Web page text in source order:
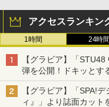
アクセスランキン
1時間 24時間
【グラビア】「
弾を公開！ドキッとす
【グラビア】「SPA!
ィ』」より誌面カット